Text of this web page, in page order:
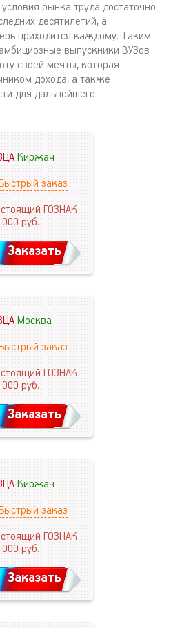
рынка труда достаточно
десятилетий, а
приходится каждому. Таким
выпускники ВУЗов
своей мечты, которая
дохода, а также
для дальнейшего
Киржач
заказ
ГОЗНАК
руб.
Заказать
Москва
заказ
ГОЗНАК
руб.
Заказать
Киржач
заказ
ГОЗНАК
руб.
Заказать